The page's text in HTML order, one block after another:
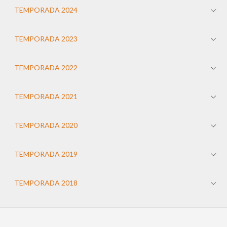
TEMPORADA 2024
TEMPORADA 2023
TEMPORADA 2022
TEMPORADA 2021
TEMPORADA 2020
TEMPORADA 2019
TEMPORADA 2018